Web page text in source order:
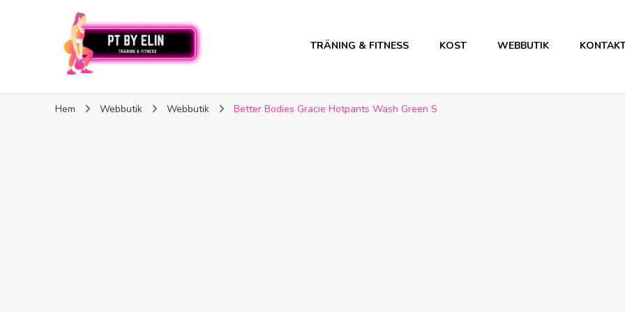
PT By Elin
PT By Elin
TRÄNING & FITNESS KOST WEBBUTIK
Hem Webbutik Webbutik Better Bodies Gracie Hotpants Wash Green S